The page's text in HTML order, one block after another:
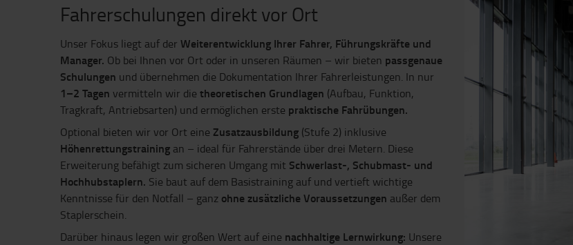
Fahrerschulungen direkt vor Ort
Unser Fokus liegt auf der Weiterentwicklung Ihrer Fahrer, Führungskräfte und
Manager. Ob bei Ihnen vor Ort oder in unseren Räumen – wir bieten passgenaue
Schulungen und übernehmen die Dokumentation Ihrer Fahrerleistungen. In nur
1–2 Tagen vermitteln wir die theoretischen Grundlagen (Aufbau, Funktion,
Tragkraft, Antriebsarten) und ermöglichen erste praktische Fahrübungen.
Optional bieten wir vor Ort eine Zusatzausbildung (Stufe 2) inklusive
Höhenrettungstraining an – ideal für Fahrerstände über drei Metern. Diese
Erweiterung befähigt zum sicheren Umgang mit Schwerlast-, Schubmast- und
Hochhubstaplern. Sie baut auf dem Basistraining auf und vertieft wichtige
Kenntnisse für den Notfall – ganz ohne zusätzliche Voraussetzungen außer dem
Staplerschein.
Darüber hinaus legen wir großen Wert auf eine nachhaltige Lernwirkung: Unsere